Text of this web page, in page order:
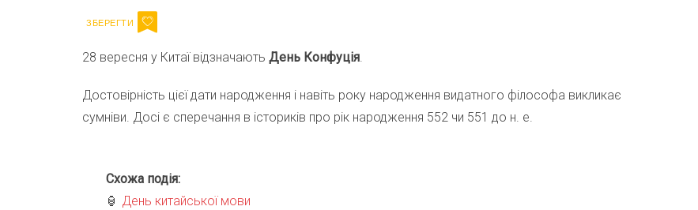
28 вересня у Китаї відзначають День Конфуція.
Достовірність цієї дати народження і навіть року народження видатного філософа викликає
сумніви. Досі є сперечання в істориків про рік народження 552 чи 551 до н. е.
Схожа подія:
🏮 День китайської мови